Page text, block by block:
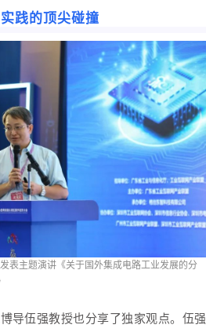
践的顶尖碰撞
表主题演讲《关于国外集成电路工业发展的分
导伍强教授也分享了独家观点。伍强